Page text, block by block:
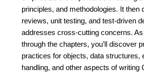
principles, and methodologies. It then
reviews, unit testing, and test-driven
addresses cross-cutting concerns.
through the chapters, you’ll discover
practices for objects, data structures,
handling, and other aspects of writing